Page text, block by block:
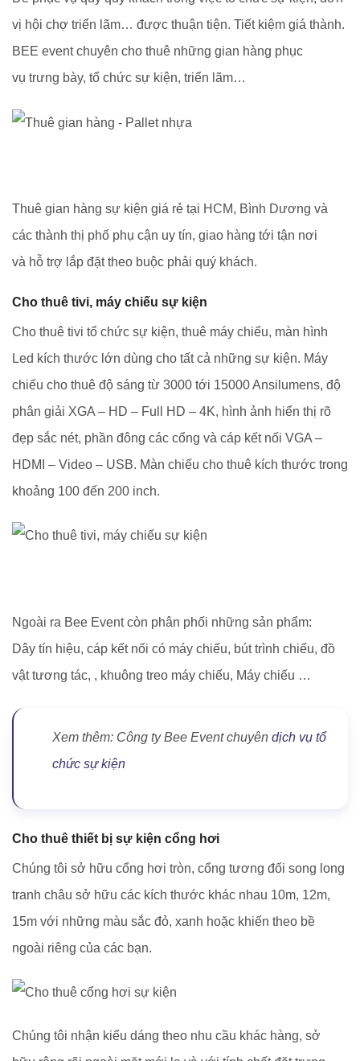
vị hội chợ triển lãm… được thuận tiện. Tiết kiệm giá thành.
BEE event chuyên cho thuê những gian hàng phục
vụ trưng bày, tổ chức sự kiện, triển lãm…
Thuê gian hàng sự kiện giá rẻ tại HCM, Bình Dương và
các thành thị phố phụ cận uy tín, giao hàng tới tận nơi
và hỗ trợ lắp đặt theo buộc phải quý khách.
Cho thuê tivi, máy chiếu sự kiện
Cho thuê tivi tổ chức sự kiện, thuê máy chiếu, màn hình
Led kích thước lớn dùng cho tất cả những sự kiện. Máy
chiếu cho thuê độ sáng từ 3000 tới 15000 Ansilumens, độ
phân giải XGA – HD – Full HD – 4K, hình ảnh hiển thị rõ
đẹp sắc nét, phần đông các cổng và cáp kết nối VGA –
HDMI – Video – USB. Màn chiếu cho thuê kích thước trong
khoảng 100 đến 200 inch.
Ngoài ra Bee Event còn phân phối những sản phẩm:
Dây tín hiệu, cáp kết nối có máy chiếu, bút trình chiếu, đồ
vật tương tác, , khuông treo máy chiếu, Máy chiếu …
Xem thêm: Công ty Bee Event chuyên dịch vụ tổ
chức sự kiện
Cho thuê thiết bị sự kiện cổng hơi
Chúng tôi sở hữu cổng hơi tròn, cổng tương đối song long
tranh châu sở hữu các kích thước khác nhau 10m, 12m,
15m với những màu sắc đỏ, xanh hoặc khiến theo bề
ngoài riêng của các bạn.
Chúng tôi nhận kiểu dáng theo nhu cầu khác hàng, sở